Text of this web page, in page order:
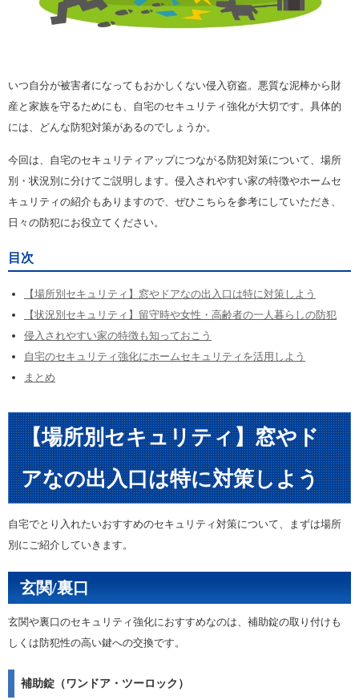
いつ自分が被害者になってもおかしくない侵入窃盗。悪質な泥棒から財
産と家族を守るためにも、自宅のセキュリティ強化が大切です。具体的
には、どんな防犯対策があるのでしょうか。
今回は、自宅のセキュリティアップにつながる防犯対策について、場所
別・状況別に分けてご説明します。侵入されやすい家の特徴やホームセ
キュリティの紹介もありますので、ぜひこちらを参考にしていただき、
日々の防犯にお役立てください。
目次
【場所別セキュリティ】窓やドアなの出入口は特に対策しよう
【状況別セキュリティ】留守時や女性・高齢者の一人暮らしの防犯
侵入されやすい家の特徴も知っておこう
自宅のセキュリティ強化にホームセキュリティを活用しよう
まとめ
【場所別セキュリティ】窓やド
アなの出入口は特に対策しよう
自宅でとり入れたいおすすめのセキュリティ対策について、まずは場所
別にご紹介していきます。
玄関/裏口
玄関や裏口のセキュリティ強化におすすめなのは、補助錠の取り付けも
しくは防犯性の高い鍵への交換です。
補助錠（ワンドア・ツーロック）